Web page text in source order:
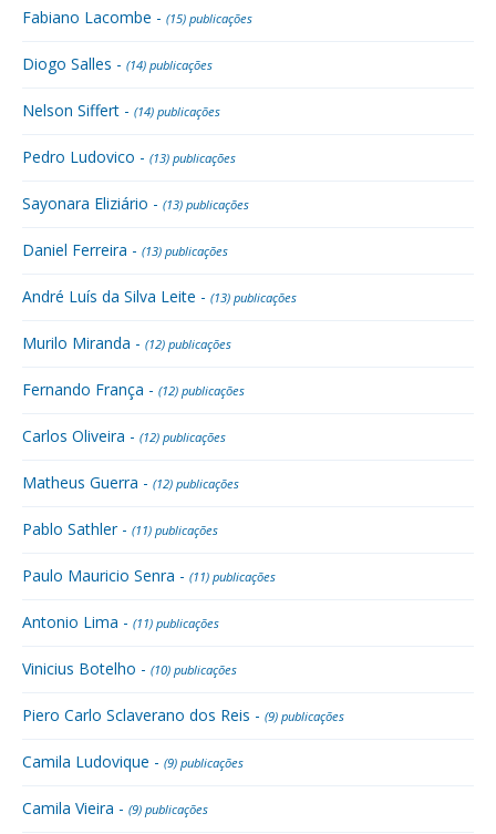
Fabiano Lacombe - (15) publicações
Diogo Salles - (14) publicações
Nelson Siffert - (14) publicações
Pedro Ludovico - (13) publicações
Sayonara Eliziário - (13) publicações
Daniel Ferreira - (13) publicações
André Luís da Silva Leite - (13) publicações
Murilo Miranda - (12) publicações
Fernando França - (12) publicações
Carlos Oliveira - (12) publicações
Matheus Guerra - (12) publicações
Pablo Sathler - (11) publicações
Paulo Mauricio Senra - (11) publicações
Antonio Lima - (11) publicações
Vinicius Botelho - (10) publicações
Piero Carlo Sclaverano dos Reis - (9) publicações
Camila Ludovique - (9) publicações
Camila Vieira - (9) publicações